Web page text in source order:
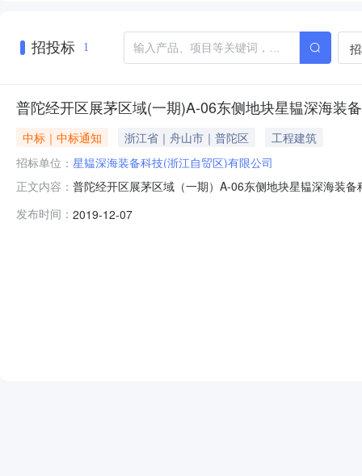
招投标 1
普陀经开区展茅区域(一期)A-06东侧地块星韫深海装
中标｜中标通知 浙江省｜舟山市｜普陀区
工程建筑
招标单位： 星韫深海装备科技(浙江自贸区)有限公司
正文内容： 普陀经开区展茅区域（一期）A-06东侧地块星韫深海装
价格(万元)：703.1961万元土地使用权人：星韫深海装
发布时间： 2019-12-07